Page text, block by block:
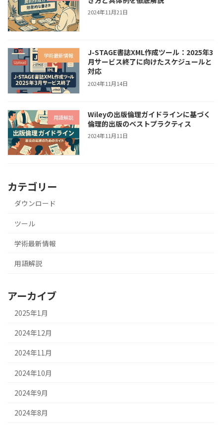
2024年11月21日
学術最新情報
J-STAGE書誌XML作成ツール：2025年3
月サービス終了に向けたスケジュールと
対応
2024年11月14日
用語解説
Wileyの出版倫理ガイドラインに基づく
倫理的出版のベストプラクティス
2024年11月11日
カテゴリー
ダウンロード
ツール
学術最新情報
用語解説
アーカイブ
2025年1月
2024年12月
2024年11月
2024年10月
2024年9月
2024年8月